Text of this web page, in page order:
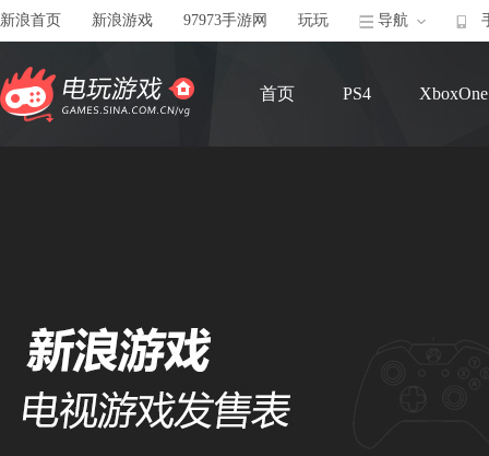
新浪首页 新浪游戏 97973手游网 玩玩 导航
首页 PS4 XboxOne